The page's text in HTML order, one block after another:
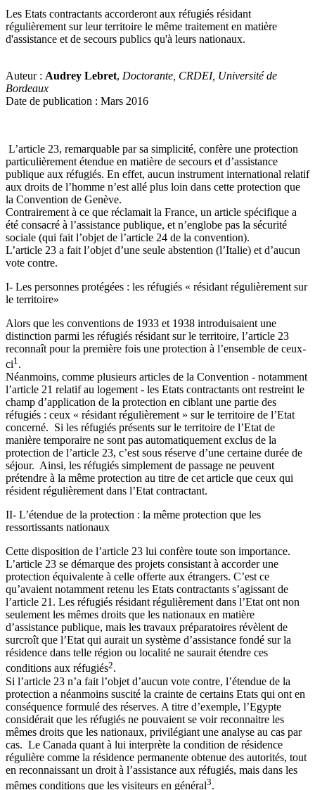
Les Etats contractants accorderont aux réfugiés résidant
régulièrement sur leur territoire le même traitement en matière
d'assistance et de secours publics qu'à leurs nationaux.
Auteur : Audrey Lebret, Doctorante, CRDEI, Université de
Bordeaux
Date de publication : Mars 2016
L’article 23, remarquable par sa simplicité, confère une protection
particulièrement étendue en matière de secours et d’assistance
publique aux réfugiés. En effet, aucun instrument international relatif
aux droits de l’homme n’est allé plus loin dans cette protection que
la Convention de Genève.
Contrairement à ce que réclamait la France, un article spécifique a
été consacré à l’assistance publique, et n’englobe pas la sécurité
sociale (qui fait l’objet de l’article 24 de la convention).
L’article 23 a fait l’objet d’une seule abstention (l’Italie) et d’aucun
vote contre.
I- Les personnes protégées : les réfugiés « résidant régulièrement sur
le territoire»
Alors que les conventions de 1933 et 1938 introduisaient une
distinction parmi les réfugiés résidant sur le territoire, l’article 23
reconnaît pour la première fois une protection à l’ensemble de ceux-
ci1 .
Néanmoins, comme plusieurs articles de la Convention - notamment
l’article 21 relatif au logement - les Etats contractants ont restreint le
champ d’application de la protection en ciblant une partie des
réfugiés : ceux « résidant régulièrement » sur le territoire de l’Etat
concerné. Si les réfugiés présents sur le territoire de l’Etat de
manière temporaire ne sont pas automatiquement exclus de la
protection de l’article 23, c’est sous réserve d’une certaine durée de
séjour. Ainsi, les réfugiés simplement de passage ne peuvent
prétendre à la même protection au titre de cet article que ceux qui
résident régulièrement dans l’Etat contractant.
II- L’étendue de la protection : la même protection que les
ressortissants nationaux
Cette disposition de l’article 23 lui confère toute son importance.
L’article 23 se démarque des projets consistant à accorder une
protection équivalente à celle offerte aux étrangers. C’est ce
qu’avaient notamment retenu les Etats contractants s’agissant de
l’article 21. Les réfugiés résidant régulièrement dans l’Etat ont non
seulement les mêmes droits que les nationaux en matière
d’assistance publique, mais les travaux préparatoires révèlent de
surcroît que l’Etat qui aurait un système d’assistance fondé sur la
résidence dans telle région ou localité ne saurait étendre ces
conditions aux réfugiés2.
Si l’article 23 n’a fait l’objet d’aucun vote contre, l’étendue de la
protection a néanmoins suscité la crainte de certains Etats qui ont en
conséquence formulé des réserves. A titre d’exemple, l’Egypte
considérait que les réfugiés ne pouvaient se voir reconnaitre les
mêmes droits que les nationaux, privilégiant une analyse au cas par
cas. Le Canada quant à lui interprète la condition de résidence
régulière comme la résidence permanente obtenue des autorités, tout
en reconnaissant un droit à l’assistance aux réfugiés, mais dans les
mêmes conditions que les visiteurs en général3.